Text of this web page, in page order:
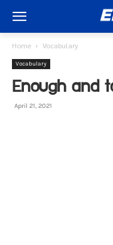
Home Vocabulary
Vocabulary
Enough and
April 21, 2021